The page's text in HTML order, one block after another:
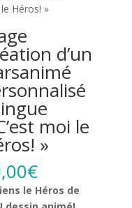
Héros! »
d’un
moi le
»
€
le Héros de